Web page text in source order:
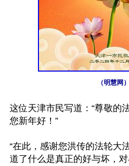
（明慧网）
这位天津市民写道：“尊敬的
您新年好！”
“在此，感谢您洪传的法轮大
道了什么是真正的好与坏，